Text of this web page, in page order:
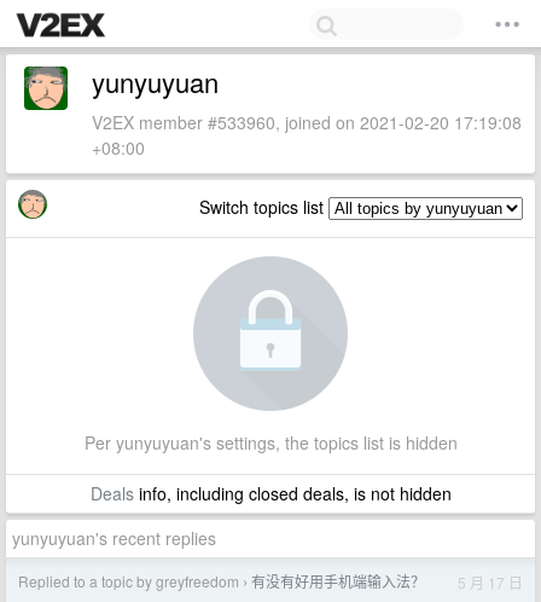
yunyuyuan
V2EX member #533960, joined on 2021-02-20 17:19:08
+08:00
Switch topics list
Per yunyuyuan's settings, the topics list is hidden
Dealsinfo, including closed deals, is not hidden
yunyuyuan's recent replies
Replied to a topic by greyfreedom › 有没有好用手机端输入法？ 5 月 17 日